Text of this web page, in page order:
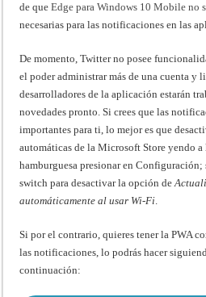
de queEdge para Windows 10 Mobile no
necesarias para las notificaciones en las
De momento, Twitter no posee
el poder administrar más de una cuenta y
desarrolladores de la aplicación estarán
novedades pronto. Si crees que las
importantes para ti, lo mejor es que
automáticas de la Microsoft Store yendo
hamburguesa presionar en Configuración;
switch para desactivar la opción de
automáticamente al usar Wi-Fi.
Si por el contrario, quieres tener la PWA
las notificaciones, lo podrás hacer
continuación: